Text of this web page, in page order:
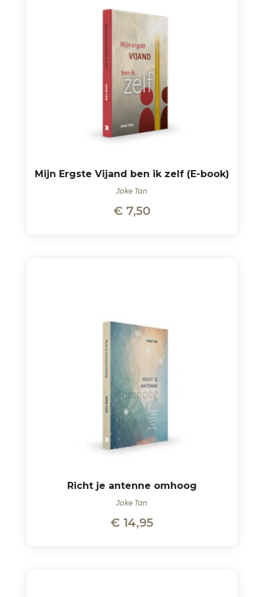
Mijn Ergste Vijand ben ik zelf (E-book)
Joke Tan
€ 7,50
Richt je antenne omhoog
Joke Tan
€ 14,95